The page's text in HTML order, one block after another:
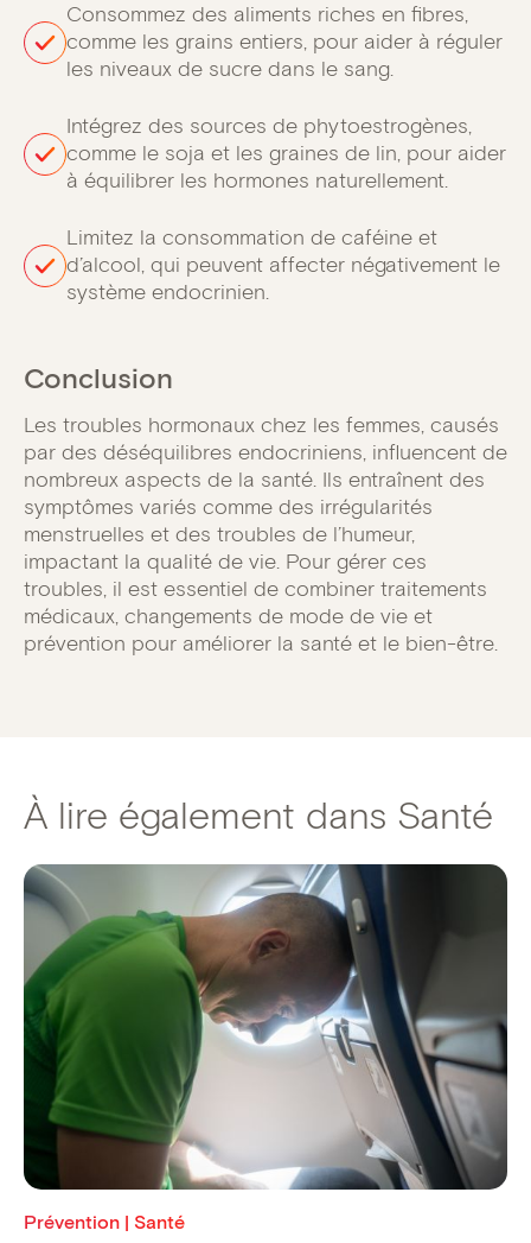
Consommez des aliments riches en fibres,
comme les grains entiers, pour aider à réguler
les niveaux de sucre dans le sang.
Intégrez des sources de phytoestrogènes,
comme le soja et les graines de lin, pour aider
à équilibrer les hormones naturellement.
Limitez la consommation de caféine et
d’alcool, qui peuvent affecter négativement le
système endocrinien.
Conclusion
Les troubles hormonaux chez les femmes, causés
par des déséquilibres endocriniens, influencent de
nombreux aspects de la santé. Ils entraînent des
symptômes variés comme des irrégularités
menstruelles et des troubles de l’humeur,
impactant la qualité de vie. Pour gérer ces
troubles, il est essentiel de combiner traitements
médicaux, changements de mode de vie et
prévention pour améliorer la santé et le bien-être.
À lire également dans Santé
Prévention | Santé